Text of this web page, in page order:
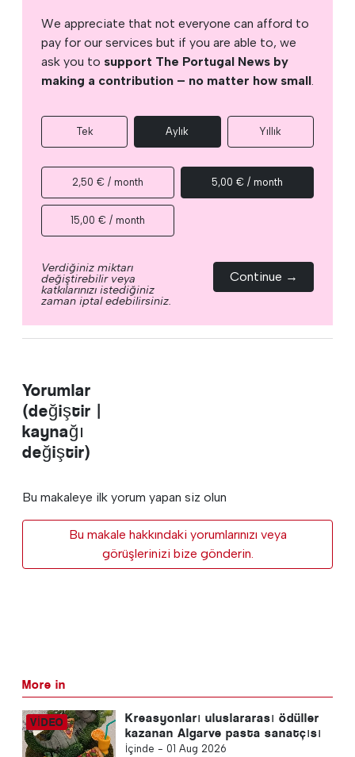
We appreciate that not everyone can afford to
pay for our services but if you are able to, we
ask you to support The Portugal News by
making a contribution – no matter how small.
Tek Aylık Yıllık
2,50 € / month 5,00 € / month
15,00 € / month
Verdiğiniz miktarı
değiştirebilir veya
katkılarınızı istediğiniz
zaman iptal edebilirsiniz.
Continue →
Yorumlar
(değiştir |
kaynağı
değiştir)
Bu makaleye ilk yorum yapan siz olun
Bu makale hakkındaki yorumlarınızı veya
görüşlerinizi bize gönderin.
More in
Kreasyonları uluslararası ödüller
kazanan Algarve pasta sanatçısı
İçinde - 01 Aug 2026